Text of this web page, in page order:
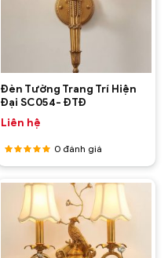
Đèn Tường Trang Trí Hiện
Đại SC054- ĐTĐ
Liên hệ
Được
xếp hạng
5 sao
0 đánh giá